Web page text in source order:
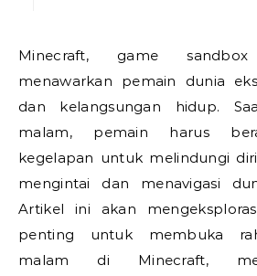
Minecraft, game sandbox yang disukai,
menawarkan pemain dunia
dan kelangsungan hidup.
malam, pemain harus
kegelapan untuk melindungi
mengintai dan menavigasi
Artikel ini akan
penting untuk membuka
malam di Minecraft,